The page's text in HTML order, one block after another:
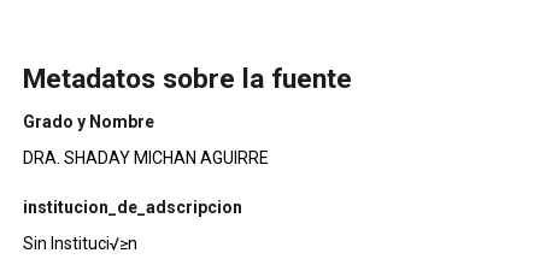
Metadatos sobre la fuente
Grado y Nombre
DRA. SHADAY MICHAN AGUIRRE
institucion_de_adscripcion
Sin Instituci√≥n